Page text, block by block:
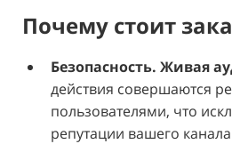
Почему стоит
Безопасность. Живая
действия совершаются
пользователями, что
репутации вашего